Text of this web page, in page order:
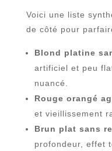
Voici une liste
de côté pour
Blond platine
artificiel et peu
nuancé.
Rouge orangé
et vieillissement
Brun plat sans
profondeur, effet